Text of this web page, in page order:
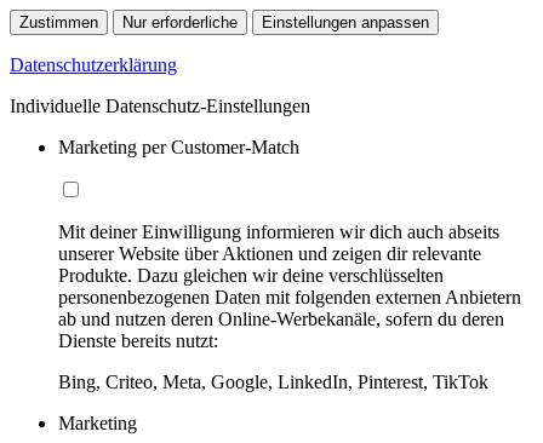
Zustimmen Nur erforderliche Einstellungen anpassen
Datenschutzerklärung
Individuelle Datenschutz-Einstellungen
Marketing per Customer-Match
Mit deiner Einwilligung informieren wir dich auch abseits
unserer Website über Aktionen und zeigen dir relevante
Produkte. Dazu gleichen wir deine verschlüsselten
personenbezogenen Daten mit folgenden externen Anbietern
ab und nutzen deren Online-Werbekanäle, sofern du deren
Dienste bereits nutzt:
Bing, Criteo, Meta, Google, LinkedIn, Pinterest, TikTok
Marketing